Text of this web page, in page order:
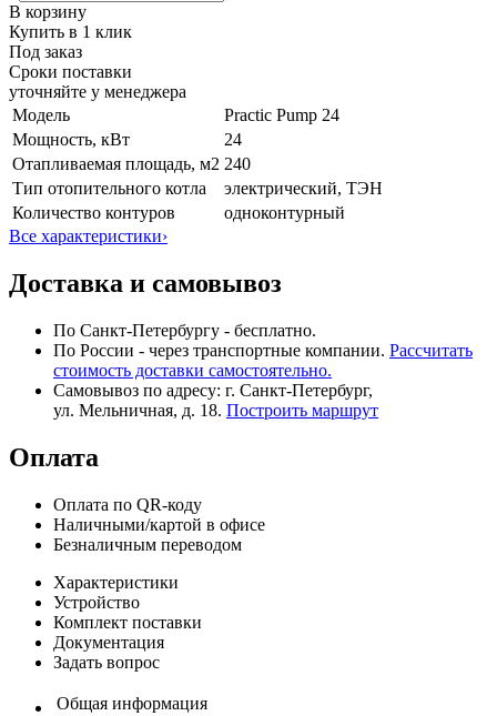
В корзину
Купить в 1 клик
Под заказ
Сроки поставки
уточняйте у менеджера
Модель
Practic Pump 24
Мощность, кВт
24
Отапливаемая площадь, м2 240
Тип отопительного котла
электрический, ТЭН
Количество контуров
одноконтурный
Все характеристики›
Доставка и самовывоз
По Санкт-Петербургу - бесплатно.
По России - через транспортные компании. Рассчитать
стоимость доставки самостоятельно.
Самовывоз по адресу: г. Санкт-Петербург,
ул. Мельничная, д. 18. Построить маршрут
Оплата
Оплата по QR-коду
Наличными/картой в офисе
Безналичным переводом
Характеристики
Устройство
Комплект поставки
Документация
Задать вопрос
Общая информация